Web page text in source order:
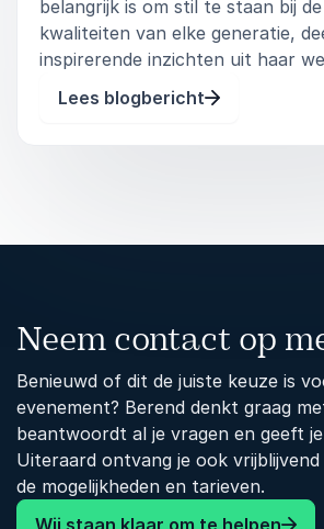
belangrijk is om stil te staan bij
kwaliteiten van elke generatie,
inspirerende inzichten uit haar
zien hoe we samen kunnen
toekomst waarin iedereen zijn
Lees blogbericht
Neem contact op
Benieuwd of dit de juiste keuze is
evenement? Berend denkt graag
beantwoordt al je vragen en geeft je
Uiteraard ontvang je ook
de mogelijkheden en tarieven.
Wij staan klaar om te helpen